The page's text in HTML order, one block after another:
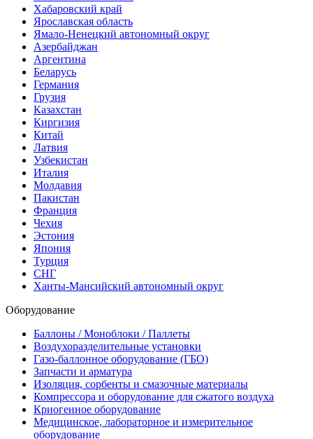
Хабаровский край
Ярославская область
Ямало-Ненецкий автономный округ
Азербайджан
Аргентина
Беларусь
Германия
Грузия
Казахстан
Киргизия
Китай
Латвия
Узбекистан
Италия
Молдавия
Пакистан
Франция
Чехия
Эстония
Япония
Турция
СНГ
Ханты-Мансийский автономный округ
Оборудование
Баллоны / Моноблоки / Паллеты
Воздухоразделительные установки
Газо-баллонное оборудование (ГБО)
Запчасти и арматура
Изоляция, сорбенты и смазочные материалы
Компрессора и оборудование для сжатого воздуха
Криогенное оборудование
Медицинское, лабораторное и измерительное
оборудование